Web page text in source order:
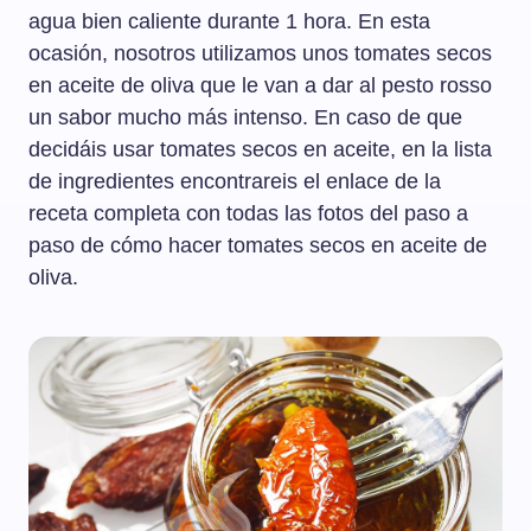
agua bien caliente durante 1 hora. En esta
ocasión, nosotros utilizamos unos tomates secos
en aceite de oliva que le van a dar al pesto rosso
un sabor mucho más intenso. En caso de que
decidáis usar tomates secos en aceite, en la lista
de ingredientes encontrareis el enlace de la
receta completa con todas las fotos del paso a
paso de cómo hacer tomates secos en aceite de
oliva.